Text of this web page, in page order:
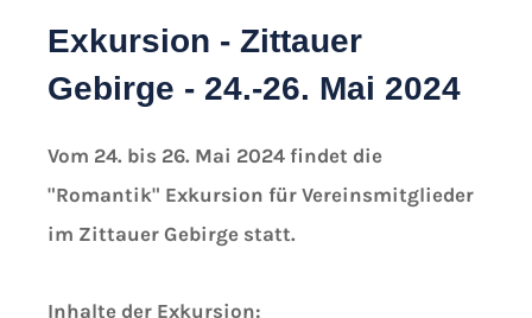
Exkursion - Zittauer
Gebirge - 24.-26. Mai 2024
Vom 24. bis 26. Mai 2024 findet die
"Romantik" Exkursion für Vereinsmitglieder
im Zittauer Gebirge statt.
Inhalte der Exkursion: